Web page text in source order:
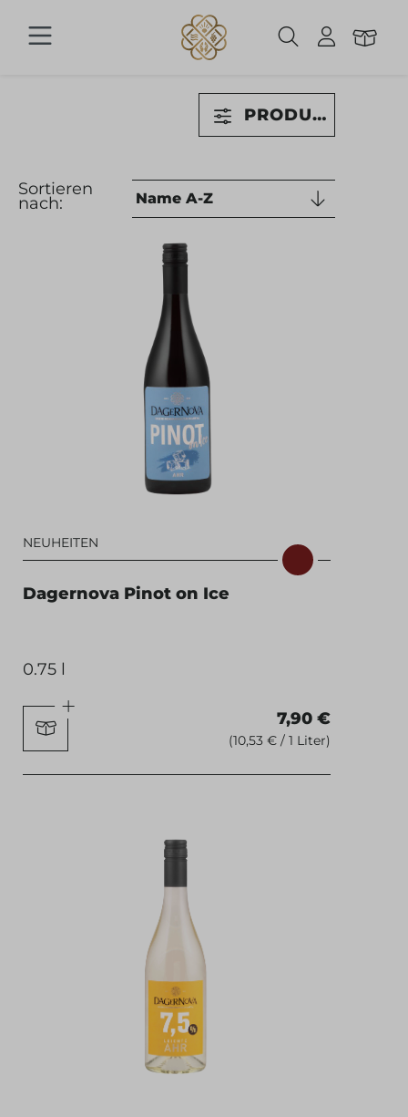
Zum Hauptinhalt springen
PRODUKTE
Sortieren
nach:
NEUHEITEN
Dagernova Pinot on Ice
0.75 l
7,90 €
(10,53 € / 1 Liter)